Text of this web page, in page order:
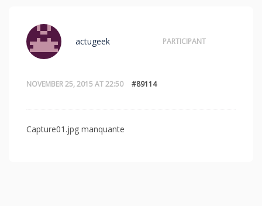
NOVEMBER 25, 2015 AT 22:50 #89114
actugeek PARTICIPANT
Capture01.jpg manquante